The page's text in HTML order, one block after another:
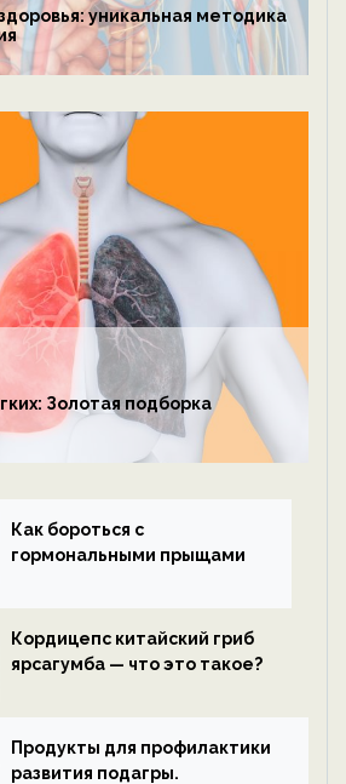
уникальная методика
Золотая подборка
Как бороться с
гормональными прыщами
Кордицепс китайский гриб
ярсагумба — что это такое?
Продукты для профилактики
развития подагры.